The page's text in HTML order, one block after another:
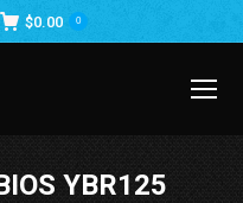
$0.00 0
YBR125